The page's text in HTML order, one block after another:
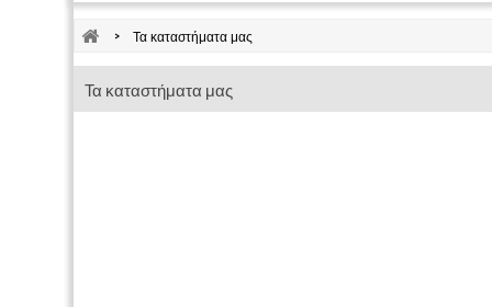
> Τα καταστήματα μας
Τα καταστήματα μας